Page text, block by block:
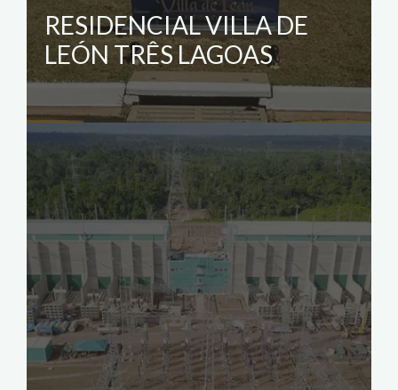
RESIDENCIAL VILLA DE
LEÓN TRÊS LAGOAS